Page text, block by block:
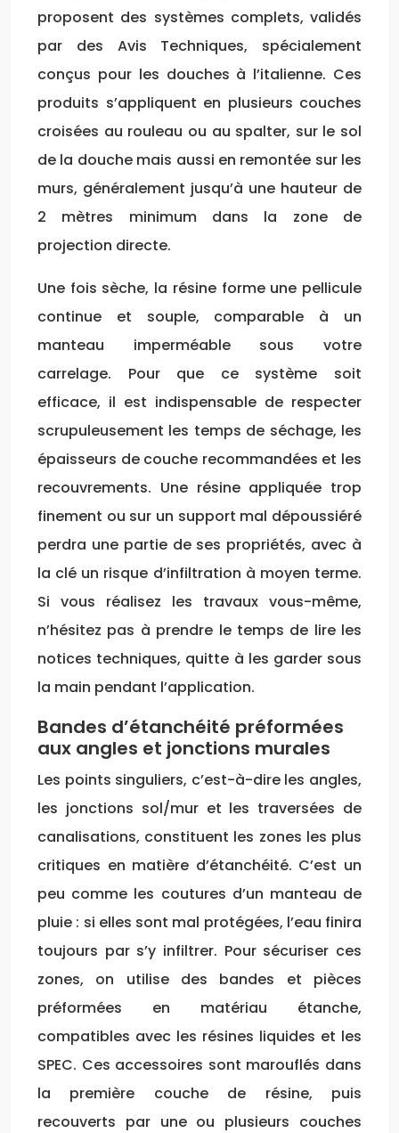
proposent des systèmes complets, validés
par des Avis Techniques, spécialement
conçus pour les douches à l’italienne. Ces
produits s’appliquent en plusieurs couches
croisées au rouleau ou au spalter, sur le sol
de la douche mais aussi en remontée sur les
murs, généralement jusqu’à une hauteur de
2 mètres minimum dans la zone de
projection directe.
Une fois sèche, la résine forme une pellicule
continue et souple, comparable à un
manteau imperméable sous votre
carrelage. Pour que ce système soit
efficace, il est indispensable de respecter
scrupuleusement les temps de séchage, les
épaisseurs de couche recommandées et les
recouvrements. Une résine appliquée trop
finement ou sur un support mal dépoussiéré
perdra une partie de ses propriétés, avec à
la clé un risque d’infiltration à moyen terme.
Si vous réalisez les travaux vous-même,
n’hésitez pas à prendre le temps de lire les
notices techniques, quitte à les garder sous
la main pendant l’application.
Bandes d’étanchéité préformées
aux angles et jonctions murales
Les points singuliers, c’est-à-dire les angles,
les jonctions sol/mur et les traversées de
canalisations, constituent les zones les plus
critiques en matière d’étanchéité. C’est un
peu comme les coutures d’un manteau de
pluie : si elles sont mal protégées, l’eau finira
toujours par s’y infiltrer. Pour sécuriser ces
zones, on utilise des bandes et pièces
préformées en matériau étanche,
compatibles avec les résines liquides et les
SPEC. Ces accessoires sont marouflés dans
la première couche de résine, puis
recouverts par une ou plusieurs couches